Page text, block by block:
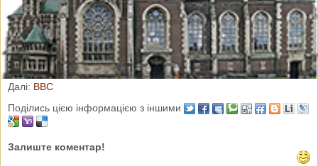
Україна – на першому місці у Європі за кількістю людей, які
протягом минулих 20 років стали вважати себе релігійними,
каже професор Хосе Казанова, соціолог із Джорджтаунського
університету.
Далі: BBC
Поділись цією інформацією з іншими
Залиште коментар!